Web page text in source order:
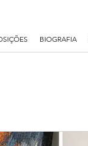
BIOGRAFIA